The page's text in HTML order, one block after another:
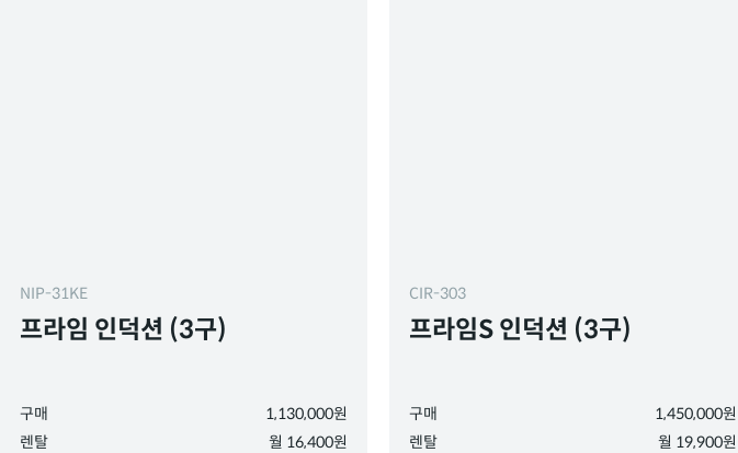
NIP-31KE
프라임 인덕션 (3구)
구매
1,130,000원
렌탈
월 16,400원
CIR-303
프라임S 인덕션 (3구)
구매
1,450,000원
렌탈
월 19,900원